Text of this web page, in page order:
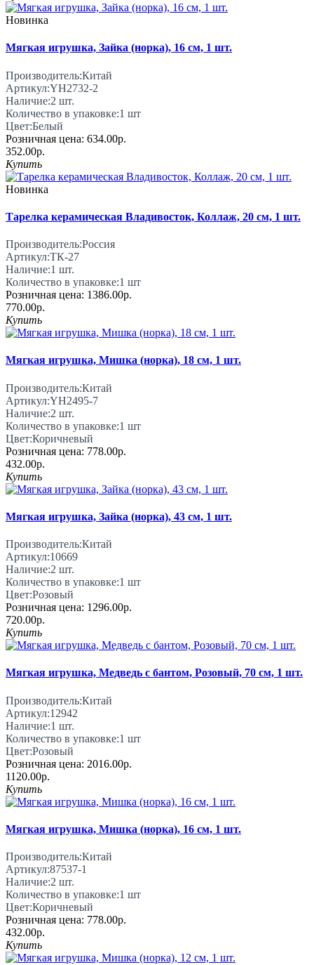
Новинка
Мягкая игрушка, Зайка (норка), 16 см, 1 шт.
Производитель:Китай
Артикул:YH2732-2
Наличие:2 шт.
Количество в упаковке:1 шт
Цвет:Белый
Розничная цена: 634.00р.
352.00р.
Купить
Новинка
Тарелка керамическая Владивосток, Коллаж, 20 см, 1 шт.
Производитель:Россия
Артикул:ТК-27
Наличие:1 шт.
Количество в упаковке:1 шт
Розничная цена: 1386.00р.
770.00р.
Купить
Мягкая игрушка, Мишка (норка), 18 см, 1 шт.
Производитель:Китай
Артикул:YH2495-7
Наличие:2 шт.
Количество в упаковке:1 шт
Цвет:Коричневый
Розничная цена: 778.00р.
432.00р.
Купить
Мягкая игрушка, Зайка (норка), 43 см, 1 шт.
Производитель:Китай
Артикул:10669
Наличие:2 шт.
Количество в упаковке:1 шт
Цвет:Розовый
Розничная цена: 1296.00р.
720.00р.
Купить
Мягкая игрушка, Медведь с бантом, Розовый, 70 см, 1 шт.
Производитель:Китай
Артикул:12942
Наличие:1 шт.
Количество в упаковке:1 шт
Цвет:Розовый
Розничная цена: 2016.00р.
1120.00р.
Купить
Мягкая игрушка, Мишка (норка), 16 см, 1 шт.
Производитель:Китай
Артикул:87537-1
Наличие:2 шт.
Количество в упаковке:1 шт
Цвет:Коричневый
Розничная цена: 778.00р.
432.00р.
Купить